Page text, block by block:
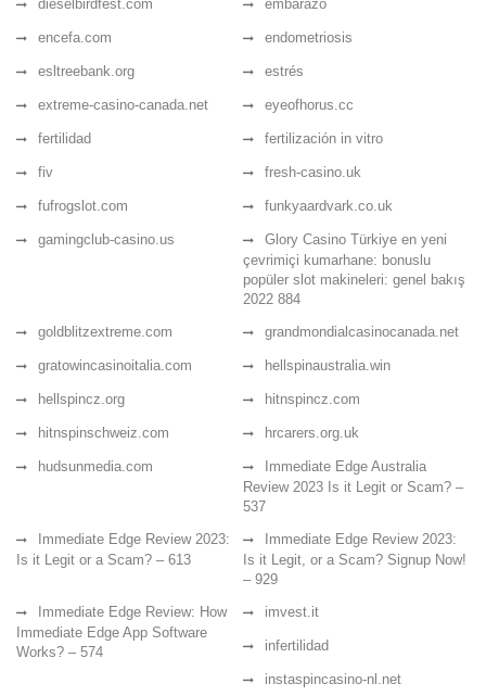
dieselbirdfest.com embarazo
encefa.com endometriosis
esltreebank.org estrés
extreme-casino-canada.net eyeofhorus.cc
fertilidad fertilización in vitro
fiv fresh-casino.uk
fufrogslot.com funkyaardvark.co.uk
gamingclub-casino.us
Glory Casino Türkiye en yeni
çevrimiçi kumarhane: bonuslu
popüler slot makineleri: genel bakış
2022 884
goldblitzextreme.com
grandmondialcasinocanada.net
gratowincasinoitalia.com hellspinaustralia.win
hellspincz.org hitnspincz.com
hitnspinschweiz.com hrcarers.org.uk
hudsunmedia.com
Immediate Edge Australia
Review 2023 Is it Legit or Scam? –
537
Immediate Edge Review 2023:
Is it Legit or a Scam? – 613
Immediate Edge Review 2023:
Is it Legit, or a Scam? Signup Now!
– 929
Immediate Edge Review: How
Immediate Edge App Software
Works? – 574
imvest.it
infertilidad
instaspincasino-nl.net